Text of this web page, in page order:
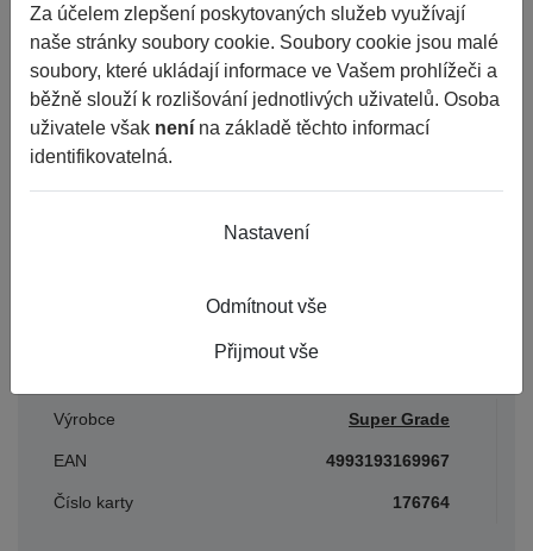
Koupit 4ks
2 783 Kč
do
Výrobce Super Grade
EAN 4993193169967
Číslo karty 176764
Za účelem zlepšení poskytovaných služeb využívají
naše stránky soubory cookie. Soubory cookie jsou malé
soubory, které ukládají informace ve Vašem prohlížeči a
běžně slouží k rozlišování jednotlivých uživatelů. Osoba
uživatele však není na základě těchto informací
identifikovatelná.
Nastavení
Odmítnout vše
Přijmout vše